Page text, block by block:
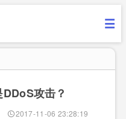
攻击？
2017-11-06 23:28:19